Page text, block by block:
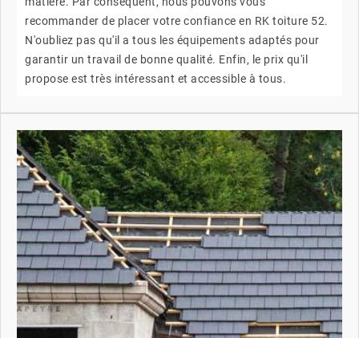
recommander de placer votre confiance en RK toiture 52.
N'oubliez pas qu'il a tous les équipements adaptés pour
garantir un travail de bonne qualité. Enfin, le prix qu'il
propose est très intéressant et accessible à tous.